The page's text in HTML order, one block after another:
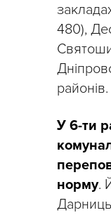
480),
районів.
У 6-ти
норму.